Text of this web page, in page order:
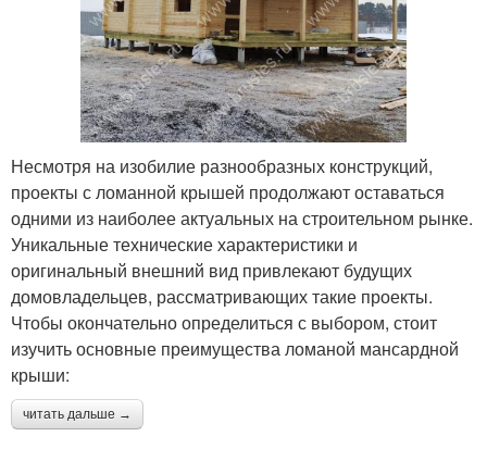
Несмотря на изобилие разнообразных конструкций,
проекты с ломанной крышей продолжают оставаться
одними из наиболее актуальных на строительном рынке.
Уникальные технические характеристики и
оригинальный внешний вид привлекают будущих
домовладельцев, рассматривающих такие проекты.
Чтобы окончательно определиться с выбором, стоит
изучить основные преимущества ломаной мансардной
крыши:
читать дальше →